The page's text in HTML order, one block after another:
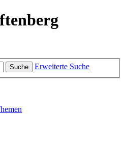
Suche Erweiterte Suche